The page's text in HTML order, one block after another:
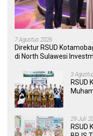
7 Agustus 2026
Direktur RSUD
di North Sulawesi
3
RSUD
29 Juli
RSUD